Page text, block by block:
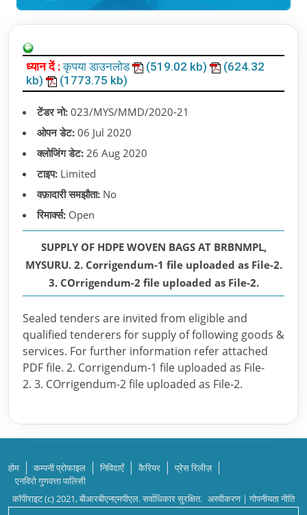
ध्यान दें :कृपया डाउनलोड (519.02 kb)
(624.32
kb)
(1773.75 kb)
टेंडर नो: 023/MYS/MMD/2020-21
ओपन डेट: 06 Jul 2020
क्लोजिंग डेट: 26 Aug 2020
टाइप: Limited
वफ़ादारी समझौता: No
रिमार्क्स: Open
SUPPLY OF HDPE WOVEN BAGS AT BRBNMPL,
MYSURU. 2. Corrigendum-1 file uploaded as File-2.
3. COrrigendum-2 file uploaded as File-2.
Sealed tenders are invited from eligible and
qualified tenderers for supply of following goods &
services. For further information refer attached
PDF file. 2. Corrigendum-1 file uploaded as File-
2. 3. COrrigendum-2 file uploaded as File-2.
होम कम्पनी प्रोफाइल निविदाएँ कैरियर
प्रेस रिलीज़
एनविरो गुणवत्ता पालिसी
कॉपीराइट (c) 2021, बीआरबीएनएमपीएल. सर्वाधिकार सुरक्षित. अस्वीकरण |गोपनीयता नीति